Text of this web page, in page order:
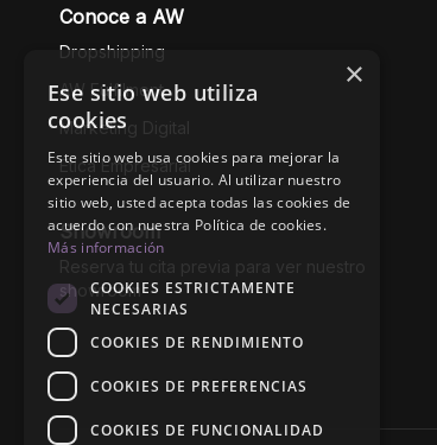
Conoce a AW
Dropshipping
AW Fulfilment
Marketing Digital
Ética Empresarial
Showroom
Reserva tu cita previa para ver nuestro
showroom
×
Ese sitio web utiliza
cookies
Este sitio web usa cookies para mejorar la
experiencia del usuario. Al utilizar nuestro
sitio web, usted acepta todas las cookies de
acuerdo con nuestra Política de cookies.
Más información
COOKIES ESTRICTAMENTE
NECESARIAS
COOKIES DE RENDIMIENTO
COOKIES DE PREFERENCIAS
COOKIES DE FUNCIONALIDAD